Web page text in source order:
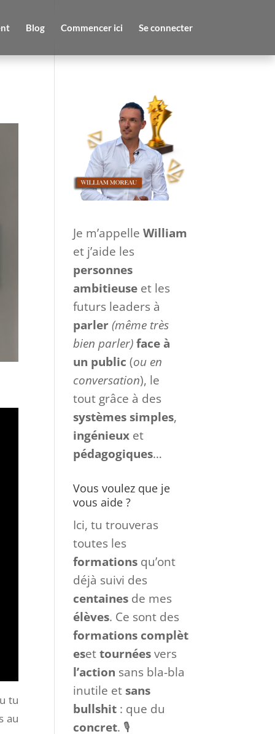
Blog Commencer ici Se connecter
tu
au
Je m’appelleWilliam
et j’aide les
personnes
ambitieuse et les
futurs leaders à
parler(même très
bien parler)face à
un public (ou en
conversation), le
tout grâce à des
systèmes simples,
ingénieux et
pédagogiques…
Vous voulez que je
vous aide ?
Ici, tu trouveras
toutes les
formations qu’ont
déjà suivi des
centaines de mes
élèves. Ce sont des
formations complèt
esettournéesvers
l’action sans bla-bla
inutile et sans
bullshit : que du
concret. 🎙